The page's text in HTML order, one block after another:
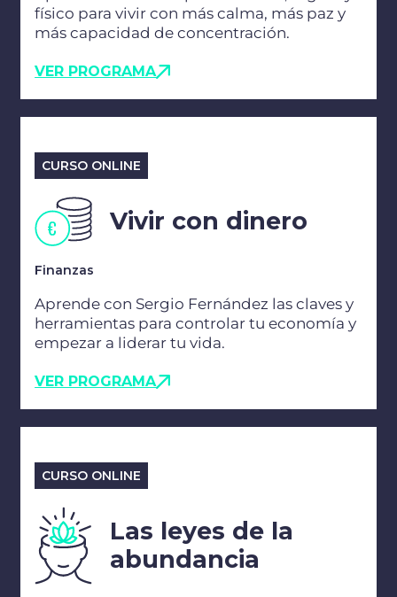
físico para vivir con más calma, más paz y
más capacidad de concentración.
VER PROGRAMA
CURSO ONLINE
Vivir con dinero
Finanzas
Aprende con Sergio Fernández las claves y
herramientas para controlar tu economía y
empezar a liderar tu vida.
VER PROGRAMA
CURSO ONLINE
Las leyes de la
abundancia